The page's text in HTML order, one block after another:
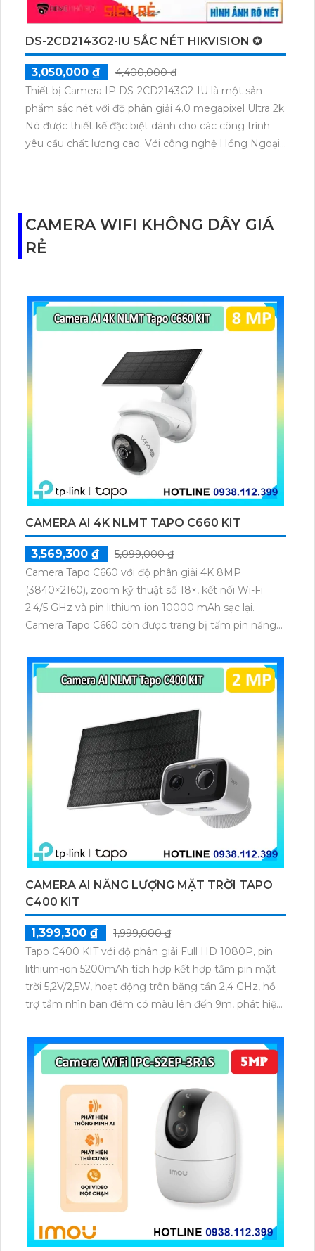
DS-2CD2143G2-IU SẮC NÉT HIKVISION ✪
3,050,000 ₫
4,400,000 ₫
Thiết bị Camera IP DS-2CD2143G2-IU là một sản
phẩm sắc nét với độ phân giải 4.0 megapixel Ultra 2k.
Nó được thiết kế đặc biệt dành cho các công trình
yêu cầu chất lượng cao. Với công nghệ Hồng Ngoại
phù hợp với gia đình và cũng được tích hợp công
nghệ IP để không bị giảm chất lượng. Ngoài ra, nó
còn có khả năng thu âm rõ ràng và to.
CAMERA WIFI KHÔNG DÂY GIÁ
RẺ
CAMERA AI 4K NLMT TAPO C660 KIT
3,569,300 ₫
5,099,000 ₫
Camera Tapo C660 với độ phân giải 4K 8MP
(3840×2160), zoom kỹ thuật số 18×, kết nối Wi-Fi
2.4/5 GHz và pin lithium-ion 10000 mAh sạc lại.
Camera Tapo C660 còn được trang bị tấm pin năng
thú cưng, phương tiện, lưu trữ thẻ microSD tối đa 512
GB.
CAMERA AI NĂNG LƯỢNG MẶT TRỜI TAPO
C400 KIT
1,399,300 ₫
1,999,000 ₫
Tapo C400 KIT với độ phân giải Full HD 1080P, pin
lithium-ion 5200mAh tích hợp kết hợp tấm pin mặt
trời 5,2V/2,5W, hoạt động trên băng tần 2,4 GHz, hỗ
trợ tầm nhìn ban đêm có màu lên đến 9m, phát hiện
dữ liệu qua thẻ microSD lên đến 512GB.